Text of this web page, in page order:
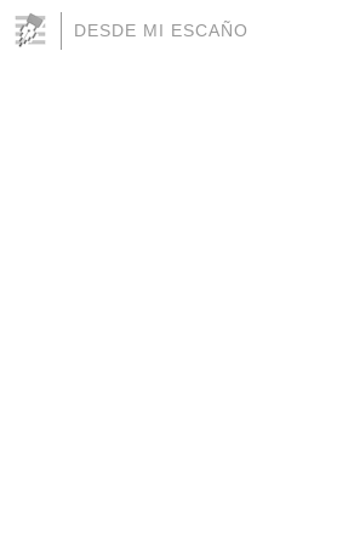
DESDE MI ESCAÑO